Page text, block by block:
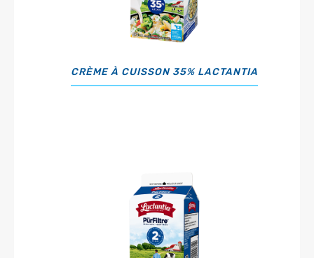
CRÈME À CUISSON 35% LACTANTIA